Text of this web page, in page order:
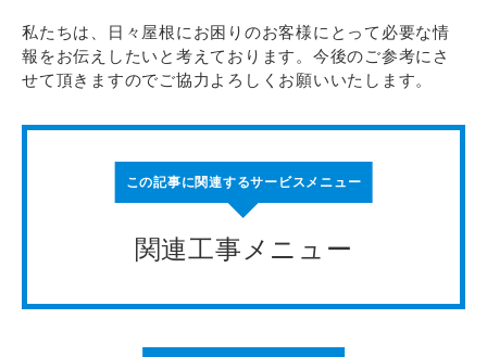
私たちは、日々屋根にお困りのお客様にとって必要な情
報をお伝えしたいと考えております。今後のご参考にさ
せて頂きますのでご協力よろしくお願いいたします。
この記事に関連するサービスメニュー
関連工事メニュー